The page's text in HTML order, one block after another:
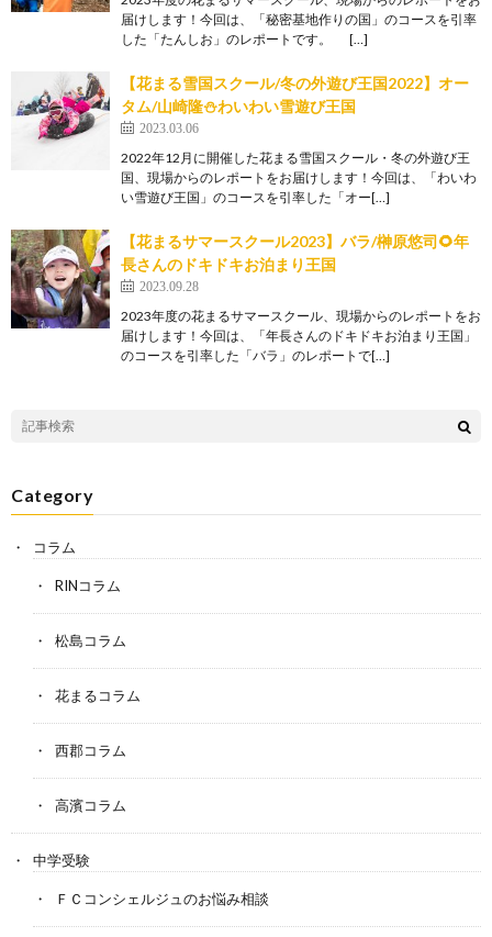
届けします！今回は、「秘密基地作りの国」のコースを引率
した「たんしお」のレポートです。 […]
【花まる雪国スクール/冬の外遊び王国2022】オー
タム/山崎隆⛄わいわい雪遊び王国
2023.03.06
2022年12月に開催した花まる雪国スクール・冬の外遊び王
国、現場からのレポートをお届けします！今回は、「わいわ
い雪遊び王国」のコースを引率した「オー[…]
【花まるサマースクール2023】バラ/榊原悠司🌻年
長さんのドキドキお泊まり王国
2023.09.28
2023年度の花まるサマースクール、現場からのレポートをお
届けします！今回は、「年長さんのドキドキお泊まり王国」
のコースを引率した「バラ」のレポートで[…]
Category
コラム
RINコラム
松島コラム
花まるコラム
西郡コラム
高濱コラム
中学受験
ＦＣコンシェルジュのお悩み相談